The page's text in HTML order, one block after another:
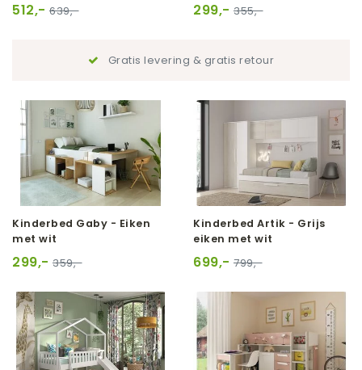
512,- 639,- 299,- 355,-
Gratis levering & gratis retour
Kinderbed Gaby - Eiken
met wit
299,- 359,-
Kinderbed Artik - Grijs
eiken met wit
699,- 799,-